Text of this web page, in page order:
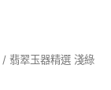
/ 翡翠玉器精選 淺綠